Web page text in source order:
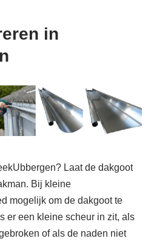
in
Laat de dakgoot
Bij kleine
mogelijk om de dakgoot te
er een kleine scheur in zit, als
of als de naden niet